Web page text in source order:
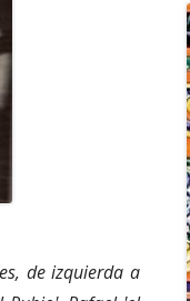
de izquierda a